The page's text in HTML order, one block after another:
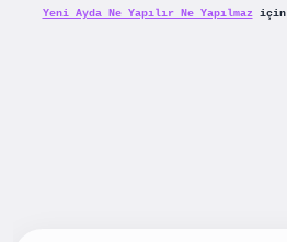
Yeni Ayda Ne Yapılır Ne Yapılmaziçin